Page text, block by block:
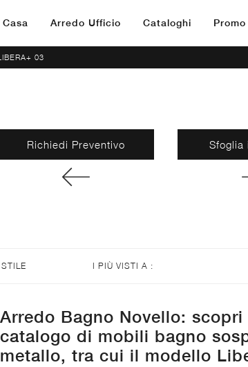
Arredo Ufficio Cataloghi Promo
03
Richiedi Preventivo Sfoglia
STILE I PIÙ VISTI A :
Arredo Bagno Novello:
catalogo di mobili bagno
metallo, tra cui il modello